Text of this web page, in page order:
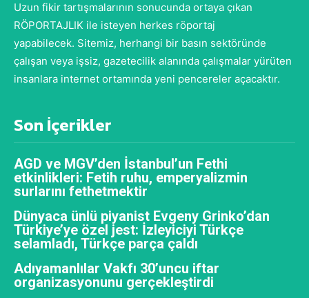
Uzun fikir tartışmalarının sonucunda ortaya çıkan
RÖPORTAJLIK ile isteyen herkes röportaj
yapabilecek. Sitemiz, herhangi bir basın sektöründe
çalışan veya işsiz, gazetecilik alanında çalışmalar yürüten
insanlara internet ortamında yeni pencereler açacaktır.
Son İçerikler
AGD ve MGV’den İstanbul’un Fethi
etkinlikleri: Fetih ruhu, emperyalizmin
surlarını fethetmektir
Dünyaca ünlü piyanist Evgeny Grinko’dan
Türkiye’ye özel jest: İzleyiciyi Türkçe
selamladı, Türkçe parça çaldı
Adıyamanlılar Vakfı 30’uncu iftar
organizasyonunu gerçekleştirdi